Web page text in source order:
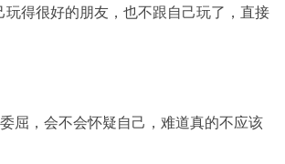
得很好的朋友，也不跟自己玩了，直接
屈，会不会怀疑自己，难道真的不应该